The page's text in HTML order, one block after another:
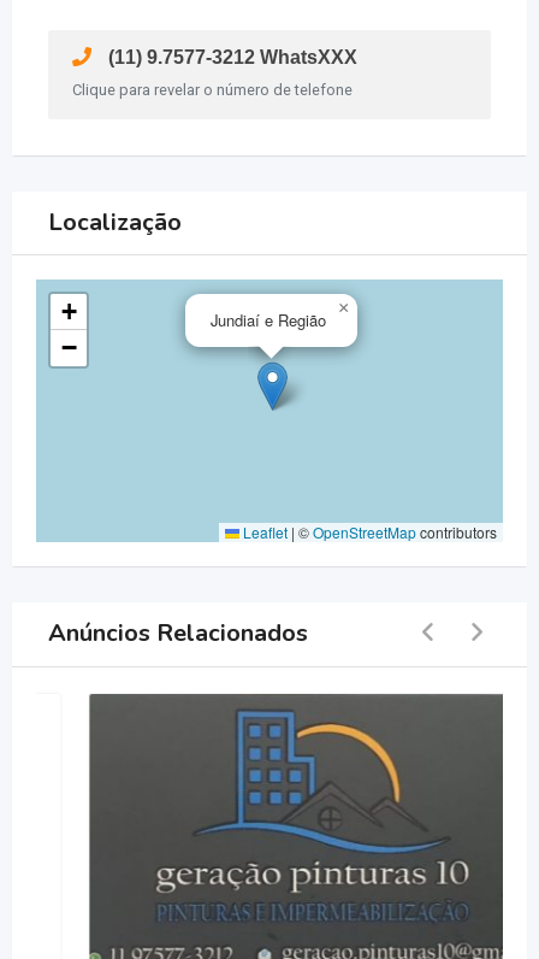
(11) 9.7577-3212 WhatsXXX
Clique para revelar o número de telefone
Localização
Jundiaí e Região
×
+
−
Leaflet | ©OpenStreetMapcontributors
Anúncios Relacionados